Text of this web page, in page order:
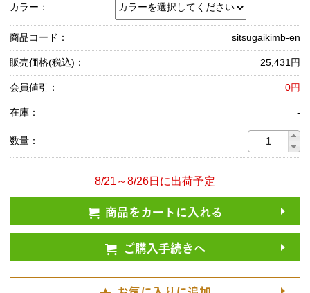
カラー：
商品コード： sitsugaikimb-en
販売価格(税込)： 25,431円
会員値引： 0円
在庫： -
数量：
8/21～8/26日に出荷予定
商品をカートに入れる
ご購入手続きへ